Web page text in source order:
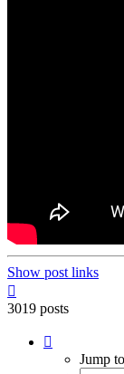
Show post links
3019 posts
201
Jump